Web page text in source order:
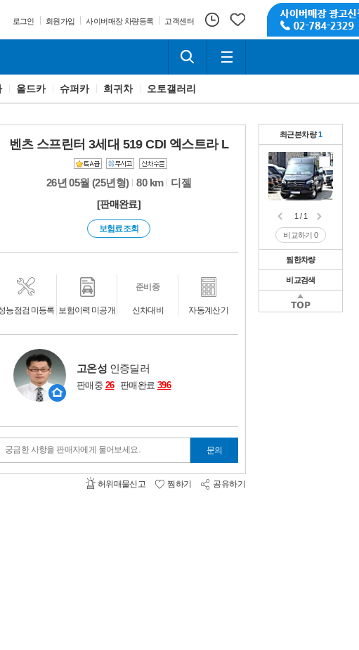
로그인 회원가입 사이버매장 차량등록 고객센터
올드카 슈퍼카 희귀차 오토갤러리
벤츠 스프린터 3세대 519 CDI 엑스트라 L
26년 05월 (25년형) 80 km 디젤
[판매완료]
보험료조회
능점검 미등록 보험이력 미공개 신차대비
준비중
자동계산기
고온성 인증딜러
판매중 26 판매완료 396
궁금한 사항을 판매자에게 물어보세요. 문의
허위매물신고 찜하기 공유하기
최근본차량1
1 / 1
비교하기0
찜한차량
1 / 1
비교하기
비교검색
1 / 1